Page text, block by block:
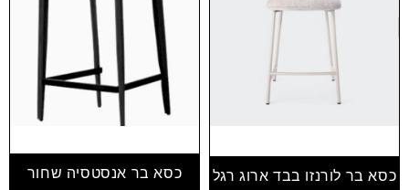
כסא בר לורנזו בבד ארוג רגל
כסא בר אנסטסיה שחור